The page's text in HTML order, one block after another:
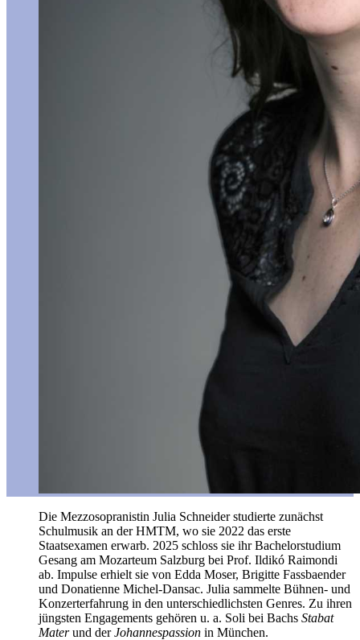
Die Mezzosopranistin Julia Schneider studierte zunächst
Schulmusik an der HMTM, wo sie 2022 das erste
Staatsexamen erwarb. 2025 schloss sie ihr Bachelorstudium
Gesang am Mozarteum Salzburg bei Prof. Ildikó Raimondi
ab. Impulse erhielt sie von Edda Moser, Brigitte Fassbaender
und Donatienne Michel-Dansac. Julia sammelte Bühnen- und
Konzerterfahrung in den unterschiedlichsten Genres. Zu ihren
jüngsten Engagements gehören u. a. Soli bei Bachs Stabat
Materund derJohannespassion in München.